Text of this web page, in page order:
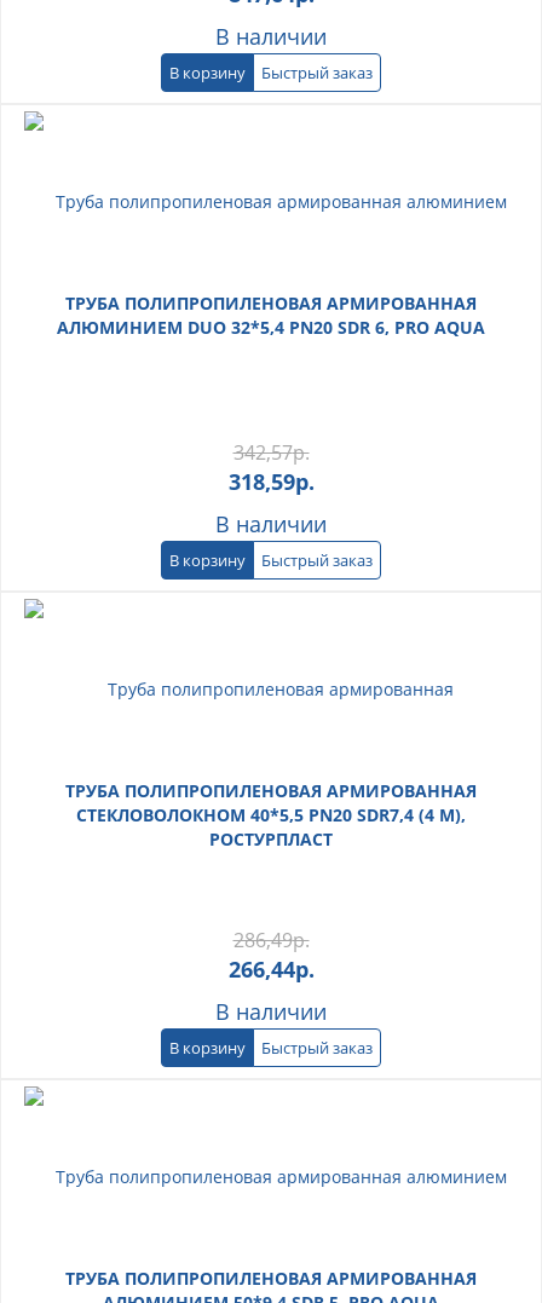
В наличии
В корзину Быстрый заказ
ТРУБА ПОЛИПРОПИЛЕНОВАЯ АРМИРОВАННАЯ
АЛЮМИНИЕМ DUO 32*5,4 PN20 SDR 6, PRO AQUA
342,57р.
318,59р.
В наличии
В корзину Быстрый заказ
ТРУБА ПОЛИПРОПИЛЕНОВАЯ АРМИРОВАННАЯ
СТЕКЛОВОЛОКНОМ 40*5,5 PN20 SDR7,4 (4 М),
РОСТУРПЛАСТ
286,49р.
266,44р.
В наличии
В корзину Быстрый заказ
ТРУБА ПОЛИПРОПИЛЕНОВАЯ АРМИРОВАННАЯ